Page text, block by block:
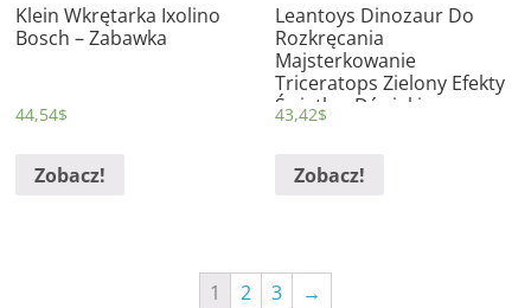
Klein Wkrętarka Ixolino
Bosch – Zabawka
44,54$
Zobacz!
Leantoys Dinozaur Do
Rozkręcania
Majsterkowanie
Triceratops Zielony Efekty
Świetlne Dźwięki –
Zabawka
43,42$
Zobacz!
1 2 3 →